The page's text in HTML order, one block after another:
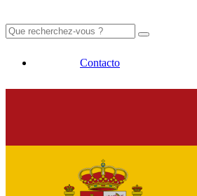
Buscar:
Contacto